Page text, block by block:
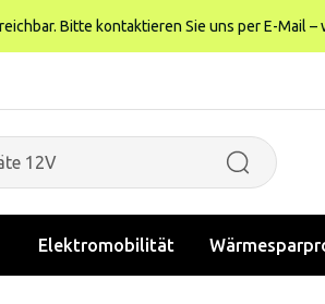
Bitte kontaktieren Sie uns per E-Mail
Elektromobilität